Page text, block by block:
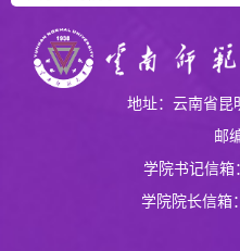
地址：云南省昆
邮
学院书记信箱
学院院长信箱